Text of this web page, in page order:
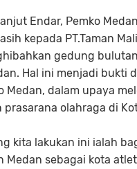
Endar, Pemko
kepada PT.Taman
gedung
Hal ini menjadi bukti
Medan, dalam upaya
prasarana olahraga di
kita lakukan ini ialah
Medan sebagai kota